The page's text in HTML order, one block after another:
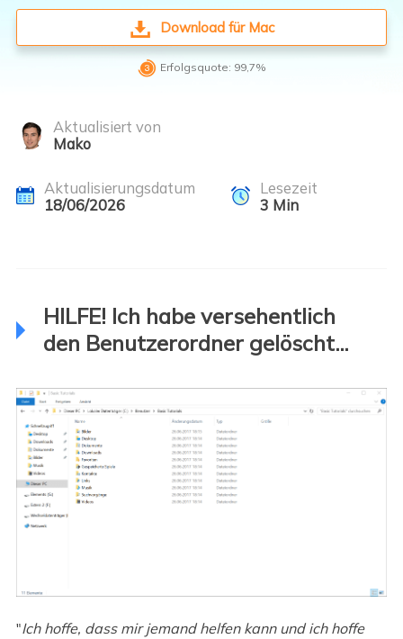
Download für Mac
 Erfolgsquote: 99,7%
Aktualisiert von
Mako
Aktualisierungsdatum
18/06/2026
Lesezeit
3 Min
HILFE! Ich habe versehentlich
den Benutzerordner gelöscht...
"Ich hoffe, dass mir jemand helfen kann und ich hoffe